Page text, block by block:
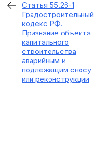
Статья 55.26-1
Градостроительный
кодекс РФ.
Признание объекта
капитального
строительства
аварийным и
подлежащим сносу
или реконструкции